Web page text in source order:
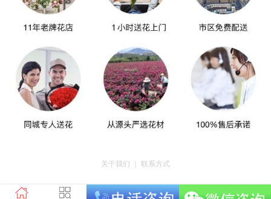
关于我们 联系方式
版权所有：荣昌区昌州街道爱神鲜花店 地址：重庆市荣昌区昌州街道迎宾大道
南段3号35幢4-20 电话：tel023-46761716